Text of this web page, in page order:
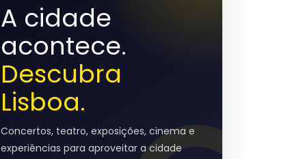
A cidade
acontece.
Descubra
Lisboa.
Concertos, teatro, exposições, cinema e
experiências para aproveitar a cidade